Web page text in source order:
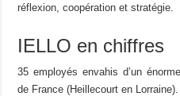
réflexion, coopération et stratégie.
IELLO en chiffres
35 employés envahis d’un
de France (Heillecourt en Lorraine).